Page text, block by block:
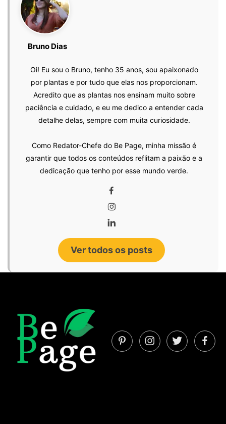
Bruno Dias
Oi! Eu sou o Bruno, tenho 35 anos, sou apaixonado
por plantas e por tudo que elas nos proporcionam.
Acredito que as plantas nos ensinam muito sobre
paciência e cuidado, e eu me dedico a entender cada
detalhe delas, sempre com muita curiosidade.
Como Redator-Chefe do Be Page, minha missão é
garantir que todos os conteúdos reflitam a paixão e a
dedicação que tenho por esse mundo verde.
Ver todos os posts